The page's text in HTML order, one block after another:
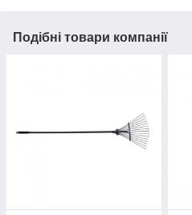
Подібні товари компанії